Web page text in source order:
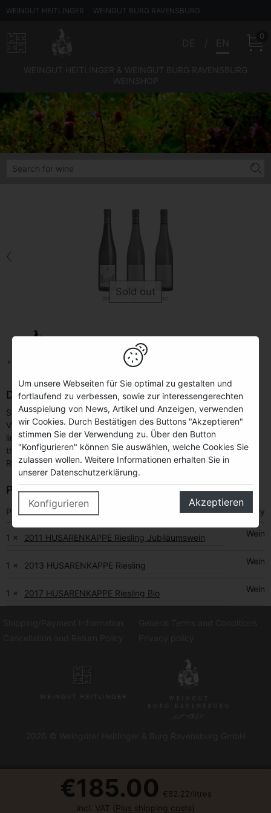
WEINGUT HEITLINGER WEINGUT BURG RAVENSBURG
0
Sold out
Back
Jahrgangsvertikale
HUSARENKAPPE Riesling
€185.00 €82.22/litres
incl. VAT (Plus shipping costs)
Description
Since 2008 we store a part of each vintage of our
VDP.GROSSEN GEWÄCHSE®. This allows us to offer you this
limited vertical package. Discover the vintage differences and
the different stages of maturation of our HUSARENKAPPE
Riesling VDP.GROSSES GEWÄCHS®.
Package content
Product name Category
1 × 2011 HUSARENKAPPE Riesling Jubiläumswein Wein
1 × 2013 HUSARENKAPPE Riesling Wein
1 × 2017 HUSARENKAPPE Riesling Bio Wein
Um unsere Webseiten für Sie optimal zu gestalten und
fortlaufend zu verbessen, sowie zur interessengerechten
Ausspielung von News, Artikel und Anzeigen, verwenden
wir Cookies. Durch Bestätigen des Buttons "Akzeptieren"
stimmen Sie der Verwendung zu. Über den Button
"Konfigurieren" können Sie auswählen, welche Cookies Sie
zulassen wollen. Weitere Informationen erhalten Sie in
unserer Datenschutzerklärung.
Konfigurieren Akzeptieren